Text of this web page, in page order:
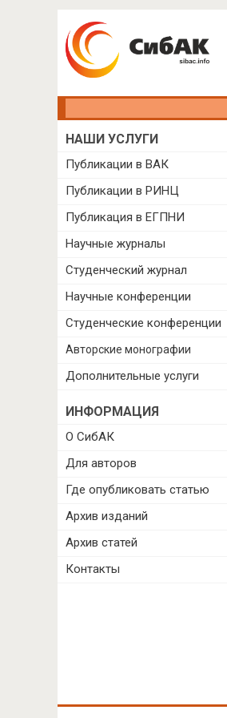
НАШИ УСЛУГИ
Публикации в ВАК
Публикации в РИНЦ
Публикация в ЕГПНИ
Научные журналы
Студенческий журнал
Научные конференции
Студенческие конференции
Авторские монографии
Дополнительные услуги
ИНФОРМАЦИЯ
О СибАК
Для авторов
Где опубликовать статью
Архив изданий
Архив статей
Контакты